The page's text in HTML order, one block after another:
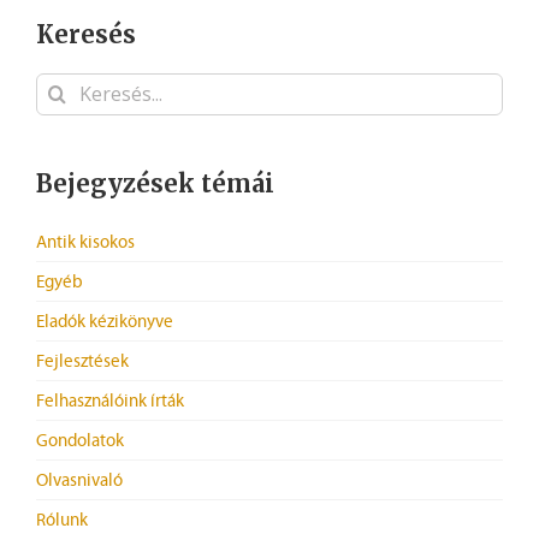
Keresés
Keresés...
Bejegyzések témái
Antik kisokos
Egyéb
Eladók kézikönyve
Fejlesztések
Felhasználóink írták
Gondolatok
Olvasnivaló
Rólunk